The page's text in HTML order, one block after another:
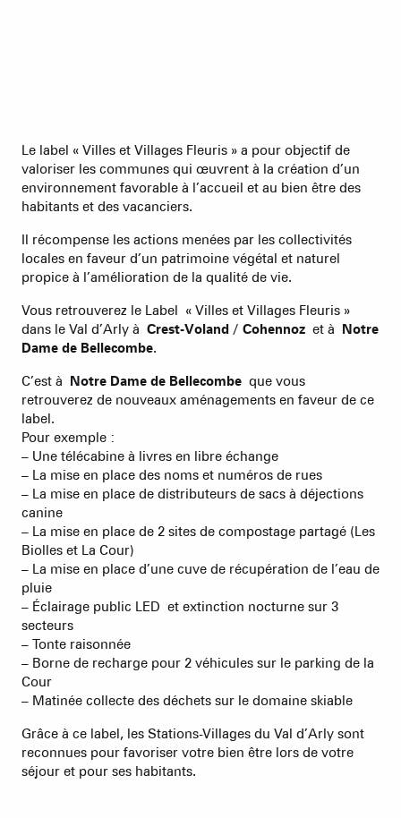
Le label « Villes et Villages Fleuris » a pour objectif de
valoriser les communes qui œuvrent à la création d’un
environnement favorable à l’accueil et au bien être des
habitants et des vacanciers.
Il récompense les actions menées par les collectivités
locales en faveur d’un patrimoine végétal et naturel
propice à l’amélioration de la qualité de vie.
Vous retrouverez le Label « Villes et Villages Fleuris »
dans le Val d’Arly à Crest-Voland / Cohennoz et à
Notre
Dame de Bellecombe.
C’est à Notre Dame de Bellecombe que vous
retrouverez de nouveaux aménagements en faveur de ce
label.
Pour exemple :
– Une télécabine à livres en libre échange
– La mise en place des noms et numéros de rues
– La mise en place de distributeurs de sacs à déjections
canine
– La mise en place de 2 sites de compostage partagé (Les
Biolles et La Cour)
– La mise en place d’une cuve de récupération de l’eau de
pluie
– Éclairage public LED et extinction nocturne sur 3
secteurs
– Tonte raisonnée
– Borne de recharge pour 2 véhicules sur le parking de la
Cour
– Matinée collecte des déchets sur le domaine skiable
Grâce à ce label, les Stations-Villages du Val d’Arly sont
reconnues pour favoriser votre bien être lors de votre
séjour et pour ses habitants.